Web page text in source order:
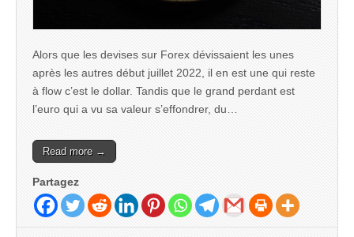
Alors que les devises sur Forex dévissaient les unes
après les autres début juillet 2022, il en est une qui reste
à flow c’est le dollar. Tandis que le grand perdant est
l’euro qui a vu sa valeur s’effondrer, du…
Read more →
Partagez